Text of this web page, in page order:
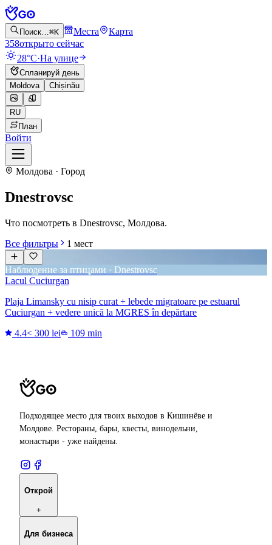
Поиск…⌘K Места
Карта
358открыто сейчас
28°C·На улице
Спланируй день
Moldova
Chișinău
RU
План
Войти
Молдова · Город
Dnestrovsc
Что посмотреть в Dnestrovsc, Молдова.
Все фильтры
1 мест
Наблюдение за птицами · Dnestrovsc
Lacul Cuciurgan
Plaja Limansky cu nisip curat + lebede migratoare pe estuarul
Cuciurgan + vedere unică la MGRES în depărtare
4.4< 300 lei 109 min
Подходящее место для твоих выходов в Кишинёве и
Молдове. Рестораны, бары, квесты, винодельни,
монастыри - уже найдены.
Открой
+
Для бизнеса